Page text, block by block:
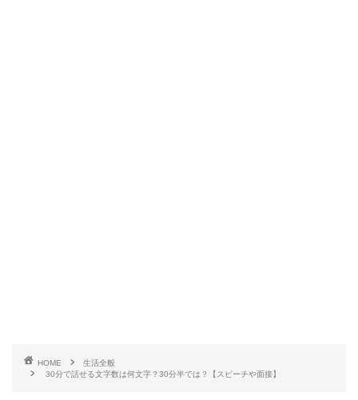
HOME
生活全般
30分で話せる文字数は何文字？30分半では？【スピーチや面接】